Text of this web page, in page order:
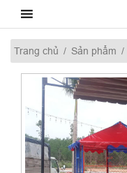
content
Trang chủ / Sản phẩm /